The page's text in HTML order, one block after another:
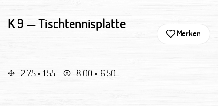
K 9 —Tischtennisplatte
Merken
2.75 × 1.55 8.00 × 6.50